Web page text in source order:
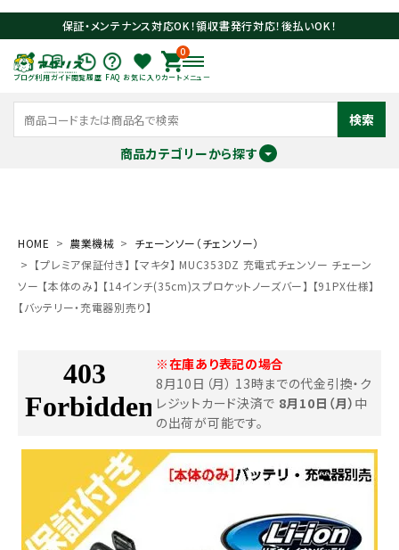
保証・メンテナンス対応OK！領収書発行対応！後払いOK！
ブログ利用ガイド閲覧履歴 FAQ お気に入り
0
カート メニュー
検索
商品カテゴリーから探す
search
閲覧履歴一覧
農業機械
HOME 農業機械
チェーンソー（チェンソー）
【プレミア保証付き】 【マキタ】 MUC353DZ 充電式チェンソー チェーン
ソー 【本体のみ】 【14インチ(35cm)スプロケットノーズバー】 【91PX仕様】
【バッテリー・充電器別売り】
※在庫あり表記の場合
8月10日（月） 13時までの代金引換・ク
レジットカード決済で 8月10日（月） 中
の出荷が可能です。